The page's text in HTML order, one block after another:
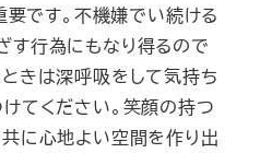
です。不機嫌でい続ける
す行為にもなり得るので
きは深呼吸をして気持ち
てください。笑顔の持つ
に心地よい空間を作り出